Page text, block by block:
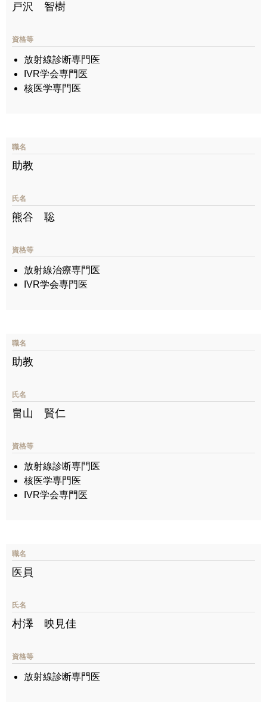
戸沢 智樹
資格等
放射線診断専門医
IVR学会専門医
核医学専門医
職名
助教
氏名
熊谷 聡
資格等
放射線治療専門医
IVR学会専門医
職名
助教
氏名
畠山 賢仁
資格等
放射線診断専門医
核医学専門医
IVR学会専門医
職名
医員
氏名
村澤 映見佳
資格等
放射線診断専門医